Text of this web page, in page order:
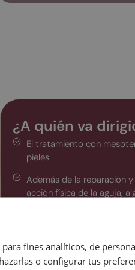
¿A quién va
El tratamiento con
pieles.
Además de la reparación
acción física de la aguja,
Atenuar las arrugas y
Aumentar la
Atenuar las manchas
fines analíticos, de
o configurar tus